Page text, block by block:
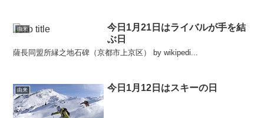
由来
今日1月21日はライバルが手を結
ぶ日
薩長同盟所縁之地石碑（京都市上京区） by wikipedi...
由来 今日1月12日はスキーの日